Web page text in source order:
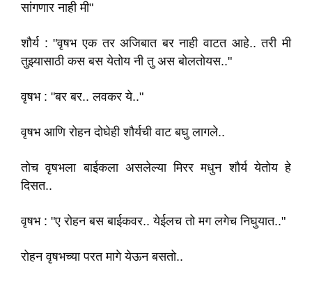
सांगणार नाही मी"
शौर्य : "वृषभ एक तर अजिबात बर नाही वाटत आहे.. तरी मी
तुझ्यासाठी कस बस येतोय नी तु अस बोलतोयस.."
वृषभ : "बर बर.. लवकर ये.."
वृषभ आणि रोहन दोघेही शौर्यची वाट बघु लागले..
तोच वृषभला बाईकला असलेल्या मिरर मधुन शौर्य येतोय हे
दिसत..
वृषभ : "ए रोहन बस बाईकवर.. येईलच तो मग लगेच निघुयात.."
रोहन वृषभच्या परत मागे येऊन बसतो..